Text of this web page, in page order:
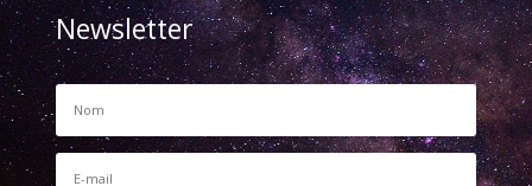
Newsletter